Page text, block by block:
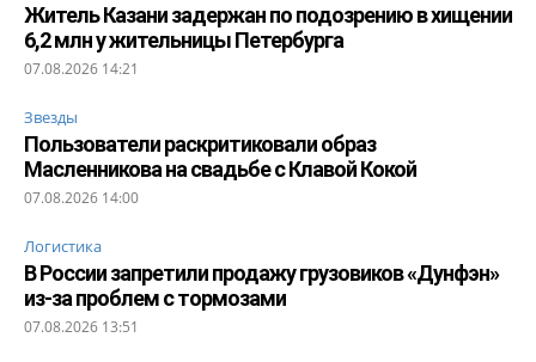
Житель Казани задержан по подозрению в хищении
6,2 млн у жительницы Петербурга
07.08.2026 14:21
Звезды
Пользователи раскритиковали образ
Масленникова на свадьбе с Клавой Кокой
07.08.2026 14:00
Логистика
В России запретили продажу грузовиков «Дунфэн»
из-за проблем с тормозами
07.08.2026 13:51